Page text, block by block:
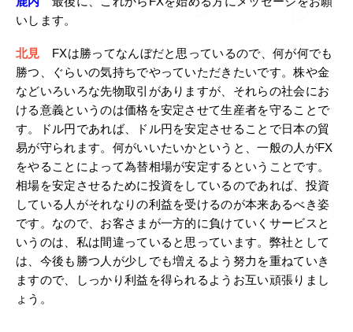
鹿内 最後に、これからFXを始める方にメッセージをお願
いします。
北見 FXは勝ってなんぼだと思っているので、何が何でも
勝つ、ぐらいの気持ちでやっていただきたいです。株や金
などいろいろな先物取引がありますが、それらの社会にお
ける意義というのは価格を安定させて生産者を守ることで
す。ドル円であれば、ドル円を安定させることで日本の貿
易が守られます。何がいいたいかというと、一般の人がFX
をやることによって為替相場が安定するということです。
相場を安定させるために投資をしているのであれば、投資
している人がそれなりの利益を受けるのが本来あるべき姿
です。なので、お客さまが一方的に負けていくサービスと
いうのは、私は間違っていると思っています。弊社として
は、今後も勝つ人が少しでも増えるよう努力を重ねていき
ますので、しっかり利益を得られるようお互い頑張りまし
ょう。